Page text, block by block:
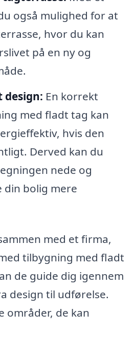
også mulighed for at
hvor du kan
på en ny og
design: En korrekt
med fladt tag kan
hvis den
Derved kan du
nede og
din bolig mere
med et firma,
tilbygning med fladt
de guide dig igennem
design til udførelse.
områder, de kan